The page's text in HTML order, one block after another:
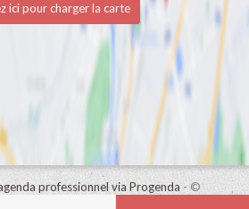
ici pour charger la carte
professionnel via Progenda- ©